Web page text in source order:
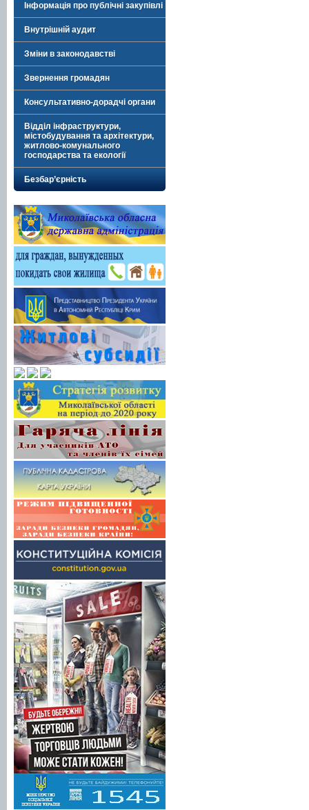
Інформація про публічні закупівлі
Внутрішній аудит
Зміни в законодавстві
Звернення громадян
Консультативно-дорадчі органи
Відділ інфраструктури,
містобудування та архітектури,
житлово-комунального
господарства та екології
Безбар’єрність